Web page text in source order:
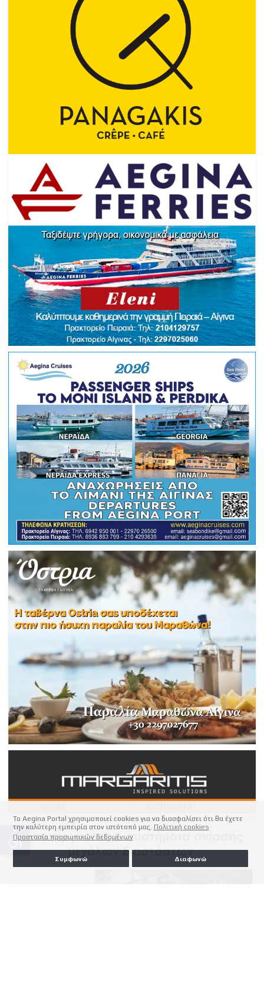
Το Aegina Portal χρησιμοποιεί cookies για να διασφαλίσει ότι θα έχετε
την καλύτερη εμπειρία στον ιστότοπό μας. Πολιτική cookies
Προστασία προσωπικών δεδομένων
Συμφωνώ Διαφωνώ
accessible